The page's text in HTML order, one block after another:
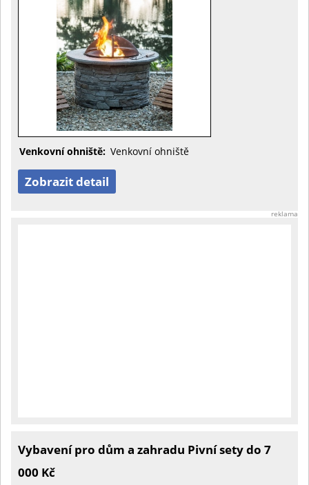
Venkovní ohniště: Venkovní ohniště
Zobrazit detail
reklama
Vybavení pro dům a zahradu Pivní sety do 7
000 Kč